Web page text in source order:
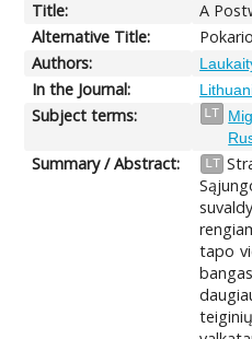
Title:
A
Alternative Title:
Authors:
In the Journal:
Subject terms:
LT
Summary / Abstract: LT
tapo